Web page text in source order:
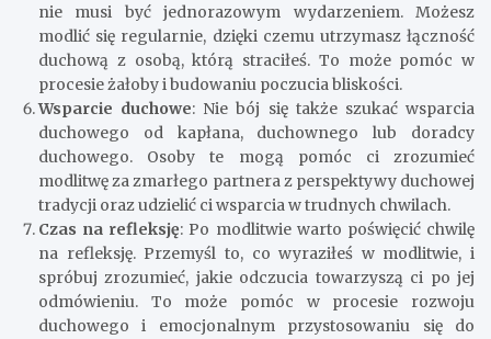
nie musi być jednorazowym wydarzeniem. Możesz
modlić się regularnie, dzięki czemu utrzymasz łączność
duchową z osobą, którą straciłeś. To może pomóc w
procesie żałoby i budowaniu poczucia bliskości.
Wsparcie duchowe: Nie bój się także szukać wsparcia
duchowego od kapłana, duchownego lub doradcy
duchowego. Osoby te mogą pomóc ci zrozumieć
modlitwę za zmarłego partnera z perspektywy duchowej
tradycji oraz udzielić ci wsparcia w trudnych chwilach.
Czas na refleksję: Po modlitwie warto poświęcić chwilę
na refleksję. Przemyśl to, co wyraziłeś w modlitwie, i
spróbuj zrozumieć, jakie odczucia towarzyszą ci po jej
odmówieniu. To może pomóc w procesie rozwoju
duchowego i emocjonalnym przystosowaniu się do